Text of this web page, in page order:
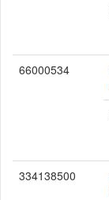
66000534
334138500